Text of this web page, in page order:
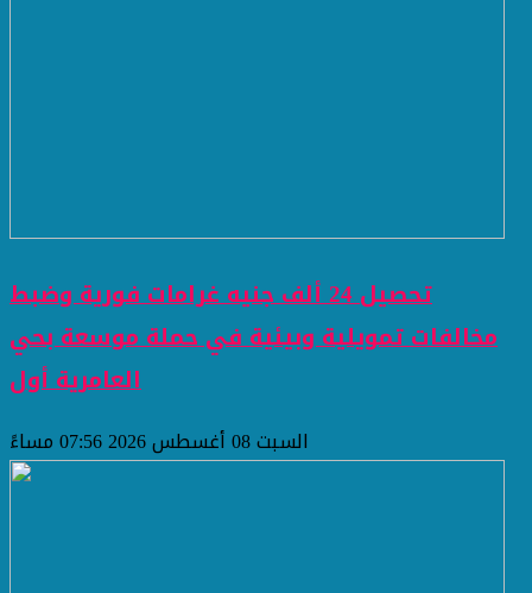
تحصيل 24 ألف جنيه غرامات فورية وضبط
مخالفات تمويلية وبيئية في حملة موسعة بحي
العامرية أول
السبت 08 أغسطس 2026 07:56 مساءً